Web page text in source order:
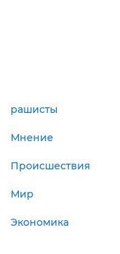
рашисты
Мнение
Происшествия
Мир
Экономика